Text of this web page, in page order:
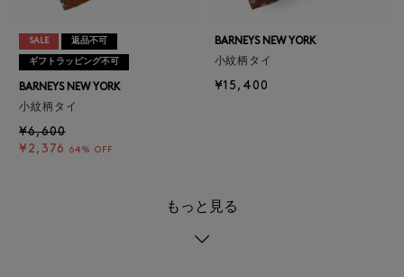
SALE 返品不可
ギフトラッピング不可
BARNEYS NEW YORK
小紋柄タイ
¥6,600
¥2,376
64% OFF
BARNEYS NEW YORK
小紋柄タイ
¥15,400
もっと見る